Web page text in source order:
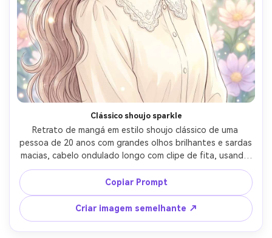
Clássico shoujo sparkle
Retrato de mangá em estilo shoujo clássico de uma
pessoa de 20 anos com grandes olhos brilhantes e sardas
macias, cabelo ondulado longo com clipe de fita, usando
uma blusa pastel com gola de renda, fundo floral
sonhador com brilhos semelhantes a bokeh, luz chave
macia brilhante, linha arejada, pretos pesados mínimos,
tonos de tela gradiente suave, molduras fechadas, humor
romântico doce, ilustração altamente polida, sem texto,
lente de 85mm, profundidade de campo rasa-AR 4:5
Copiar Prompt
Criar imagem semelhante ↗